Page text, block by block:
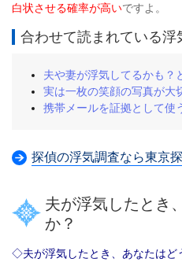
白状させる確率が高いですよ。
合わせて読まれている浮
夫や妻が浮気してるかも？
実は一枚の笑顔の写真が大
携帯メールを証拠として使
探偵の浮気調査なら東京
夫が浮気したとき
か？
◇夫が浮気したとき、あなたはど